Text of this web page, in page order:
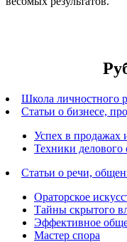
Школа личностного
Статьи о бизнесе,
Успех в продажах
Техники
Статьи о речи,
Ораторское
Тайны скрытого
Эффективное
Мастер спора